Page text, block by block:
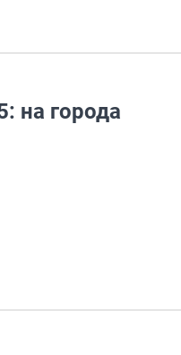
на города